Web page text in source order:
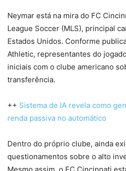
Neymar está na mira do FC
League Soccer (MLS), principal
Estados Unidos. Conforme
Athletic, representantes do
iniciais com o clube americano
transferência.
++ Sistema de IA revela como
renda passiva no automático
Dentro do próprio clube, ainda
questionamentos sobre o alto